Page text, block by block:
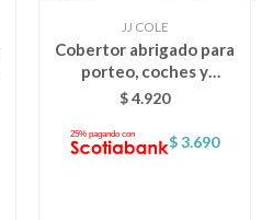
JJ COLE
Cobertor abrigado para
porteo, coches y
babysillas 7AM
$4.920
$3.690